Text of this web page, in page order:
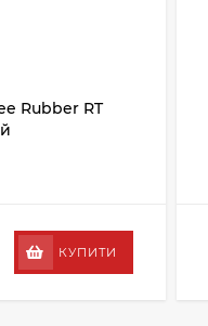
Rubber RT
КУПИТИ